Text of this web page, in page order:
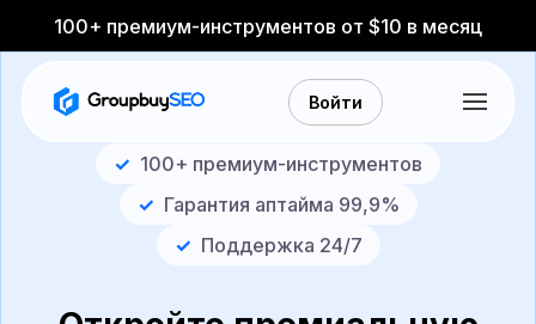
100+ премиум-инструментов от $10 в месяц
Войти
✓ 100+ премиум-инструментов
✓ Гарантия аптайма 99,9%
✓ Поддержка 24/7